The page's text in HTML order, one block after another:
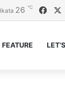
26 ℃
FEATURE